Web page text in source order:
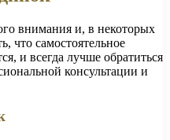
внимания и, в некоторых
что самостоятельное
и всегда лучше обратиться
консультации и